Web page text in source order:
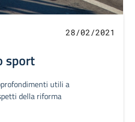
28/02/2021
sport
utili a
della riforma